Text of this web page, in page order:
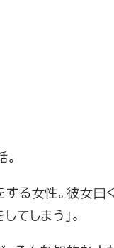
る女性。彼女曰
てしまう」。